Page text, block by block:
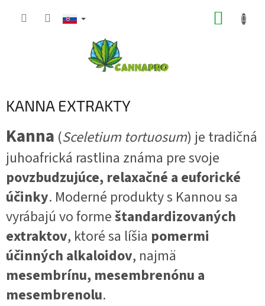
KANNA EXTRAKTY
Kanna (Sceletium tortuosum) je tradičná
juhoafrická rastlina známa pre svoje
povzbudzujúce, relaxačné a euforické
účinky. Moderné produkty s Kannou sa
vyrábajú vo formeštandardizovaných
extraktov, ktoré sa líšia pomermi
účinných alkaloidov, najmä
mesembrínu, mesembrenónu a
mesembrenolu.